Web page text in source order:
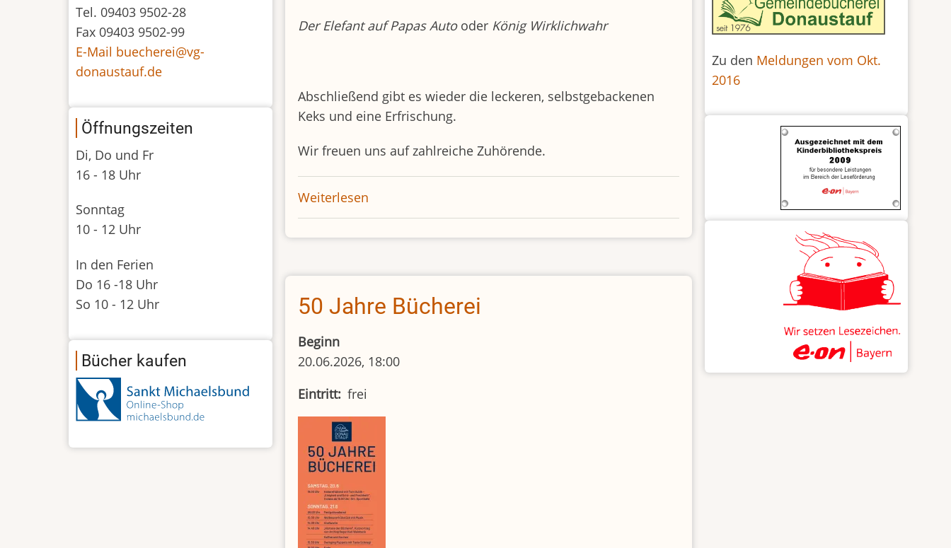
Der Elefant auf Papas Autooder König Wirklichwahr
Abschließend gibt es wieder die leckeren, selbstgebackenen
Keks und eine Erfrischung.
Wir freuen uns auf zahlreiche Zuhörende.
Weiterlesen
Club
der
Leseratten
50 Jahre Bücherei
Beginn
20.06.2026, 18:00
Eintritt
frei
Tel. 09403 9502-28
Fax 09403 9502-99
E-Mail buecherei@vg-
donaustauf.de
Öffnungszeiten
Di, Do und Fr
16 - 18 Uhr
Sonntag
10 - 12 Uhr
In den Ferien
Do 16 -18 Uhr
So 10 - 12 Uhr
Bücher kaufen
Zu den Meldungen vom Okt.
2016